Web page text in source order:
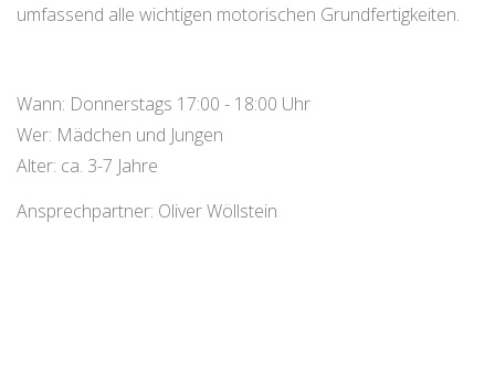
umfassend alle wichtigen motorischen Grundfertigkeiten.
Wann: Donnerstags 17:00 - 18:00 Uhr
Wer: Mädchen und Jungen
Alter: ca. 3-7 Jahre
Ansprechpartner: Oliver Wöllstein